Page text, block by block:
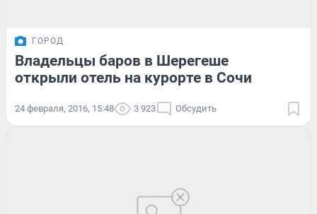
ГОРОД
Владельцы баров в Шерегеше
открыли отель на курорте в Сочи
24 февраля, 2016, 15:48 3 923 Обсудить